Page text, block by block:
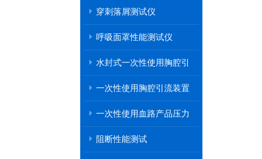
穿刺落屑测试仪
呼吸面罩性能测试仪
水封式一次性使用胸腔引
一次性使用胸腔引流装置
一次性使用血路产品压力
阻断性能测试